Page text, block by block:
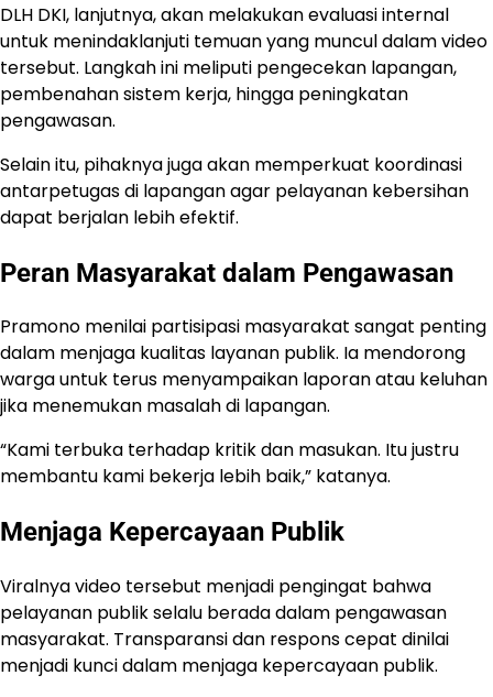
DLH DKI, lanjutnya, akan melakukan evaluasi internal
untuk menindaklanjuti temuan yang muncul dalam video
tersebut. Langkah ini meliputi pengecekan lapangan,
pembenahan sistem kerja, hingga peningkatan
pengawasan.
Selain itu, pihaknya juga akan memperkuat koordinasi
antarpetugas di lapangan agar pelayanan kebersihan
dapat berjalan lebih efektif.
Peran Masyarakat dalam Pengawasan
Pramono menilai partisipasi masyarakat sangat penting
dalam menjaga kualitas layanan publik. Ia mendorong
warga untuk terus menyampaikan laporan atau keluhan
jika menemukan masalah di lapangan.
“Kami terbuka terhadap kritik dan masukan. Itu justru
membantu kami bekerja lebih baik,” katanya.
Menjaga Kepercayaan Publik
Viralnya video tersebut menjadi pengingat bahwa
pelayanan publik selalu berada dalam pengawasan
masyarakat. Transparansi dan respons cepat dinilai
menjadi kunci dalam menjaga kepercayaan publik.